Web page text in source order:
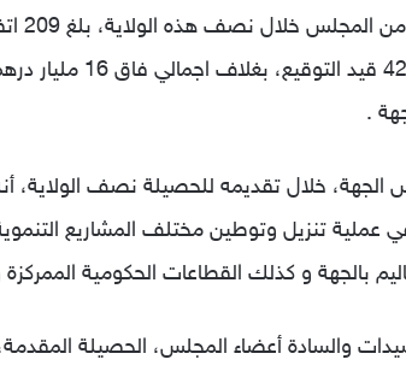
.
الجهة، خلال تقديمه للحصيلة نصف الولاية،
عملية تنزيل وتوطين مختلف المشاريع
بالجهة و كذلك القطاعات الحكومية الممركزة
والسادة أعضاء المجلس، الحصيلة المقدمة،